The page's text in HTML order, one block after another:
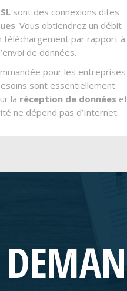
sont des connexions dites
. Vous obtiendrez un débit
téléchargement par rapport à
l’envoi de données.
pour les entreprises
sont essentiellement
la réception de données et
ne dépend pas d’Internet.